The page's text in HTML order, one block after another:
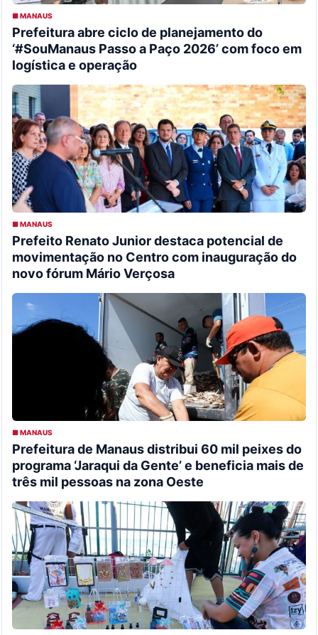
■ MANAUS
Prefeitura abre ciclo de planejamento do
‘#SouManaus Passo a Paço 2026’ com foco em
logística e operação
■ MANAUS
Prefeito Renato Junior destaca potencial de
movimentação no Centro com inauguração do
novo fórum Mário Verçosa
■ MANAUS
Prefeitura de Manaus distribui 60 mil peixes do
programa ‘Jaraqui da Gente’ e beneficia mais de
três mil pessoas na zona Oeste